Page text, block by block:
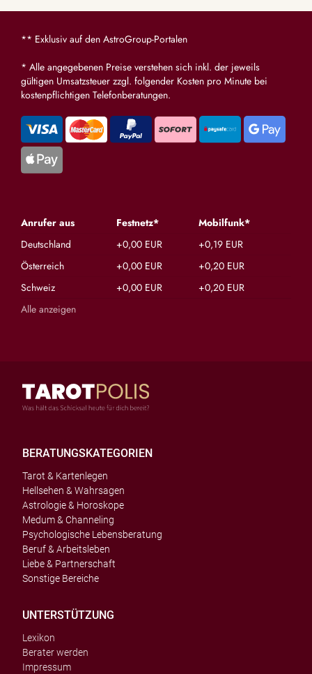
** Exklusiv auf den AstroGroup-Portalen
* Alle angegebenen Preise verstehen sich inkl. der jeweils
gültigen Umsatzsteuer zzgl. folgender Kosten pro Minute bei
kostenpflichtigen Telefonberatungen.
Anrufer aus Festnetz*
Mobilfunk*
Deutschland
+0,00 EUR
+0,19 EUR
Österreich
+0,00 EUR
+0,20 EUR
Schweiz
+0,00 EUR
+0,20 EUR
Alle anzeigen
BERATUNGSKATEGORIEN
Tarot & Kartenlegen
Hellsehen & Wahrsagen
Astrologie & Horoskope
Medum & Channeling
Psychologische Lebensberatung
Beruf & Arbeitsleben
Liebe & Partnerschaft
Sonstige Bereiche
UNTERSTÜTZUNG
Lexikon
Berater werden
Impressum